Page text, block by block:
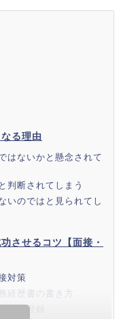
る理由
はないかと懸念されて
判断されてしまう
いのではと見られてし
させるコツ【面接・
対策
経歴書の書き方
トの登録